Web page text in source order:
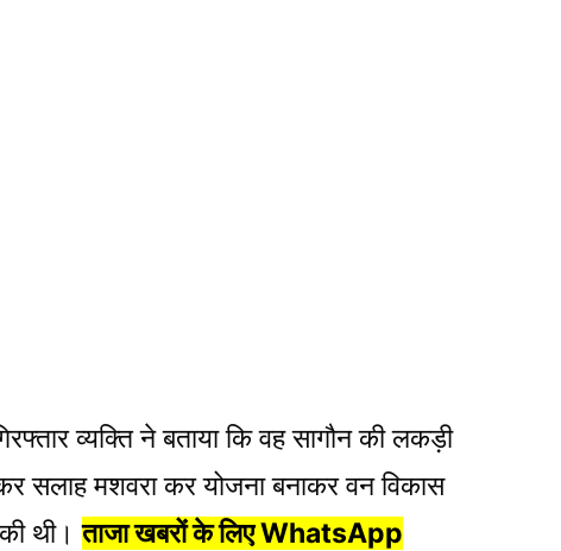
व्यक्ति ने बताया कि वह सागौन की लकड़ी
सलाह मशवरा कर योजना बनाकर वन विकास
थी।ताजा खबरों के लिए WhatsApp